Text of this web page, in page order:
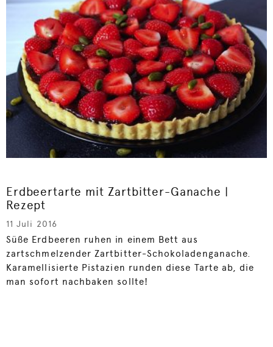
Erdbeertarte mit Zartbitter-Ganache |
Rezept
11 Juli 2016
Süße Erdbeeren ruhen in einem Bett aus
zartschmelzender Zartbitter-Schokoladenganache.
Karamellisierte Pistazien runden diese Tarte ab, die
man sofort nachbaken sollte!